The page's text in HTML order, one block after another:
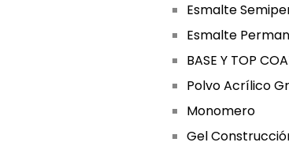
Esmalte
Esmalte
BASE Y TOP
Polvo Acrílico
Monomero
Gel